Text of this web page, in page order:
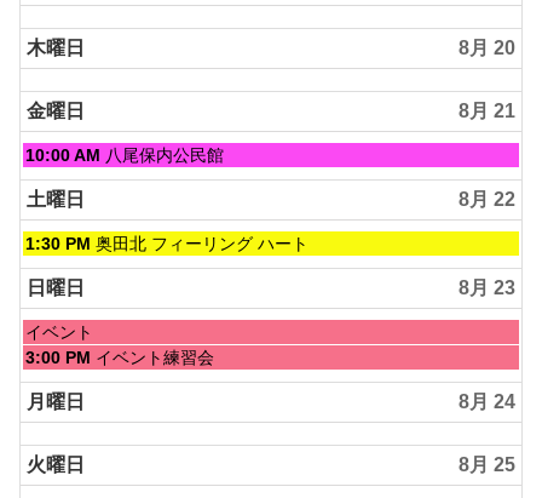
木曜日 8月 20
金曜日 8月 21
金
曜
日,
8
月
2026
10:00 AM 八尾保内公民館
土曜日 8月 22
土
曜
日,
8
月
22nd
2026
1:30 PM 奥田北 フィーリング ハート
日曜日 8月 23
日
曜
日,
8
月
2026
イベント
日
曜
日,
8
月
23rd
2026
3:00 PM イベント練習会
月曜日 8月 24
火曜日 8月 25